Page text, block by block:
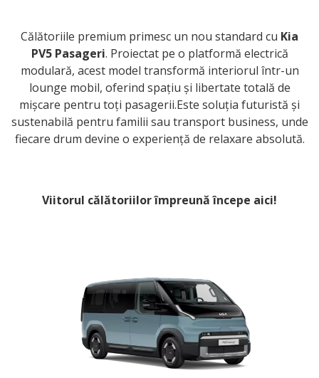
Călătoriile premium primesc un nou standard cu Kia
PV5 Pasageri. Proiectat pe o platformă electrică
modulară, acest model transformă interiorul într-un
lounge mobil, oferind spațiu și libertate totală de
mișcare pentru toți pasagerii.Este soluția futuristă și
sustenabilă pentru familii sau transport business, unde
fiecare drum devine o experiență de relaxare absolută.
Viitorul călătoriilor împreună începe aici!